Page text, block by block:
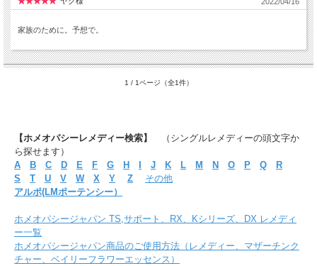
家族のために。予想で。
1 / 1ページ（全1件）
【ホメオパシーレメディー検索】
（シングルレメディーの頭文字か
ら探せます）
A
B C D E F G H J K L M N O P Q
R
S
T U V W X Y Z
その他
アルポ(LMポーテンシー）
ホメオパシージャパン TS,サポート、RX、Kシリーズ、DX レメディ
ー一覧
ホメオパシージャパン商品のご使用方法（レメディー、マザーチンク
チャー、ベイリーフラワーエッセンス）